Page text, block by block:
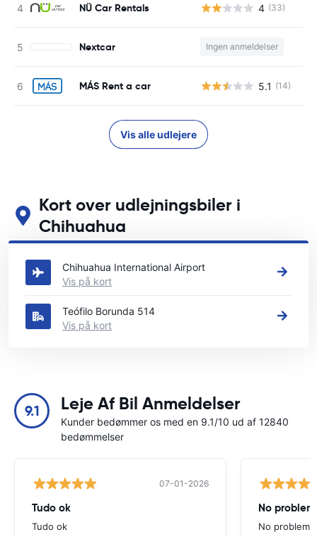
NÜ Car Rentals 4 (33)
Nextcar Ingen anmeldelser
MÁS Rent a car 5.1 (14)
Vis alle udlejere
Kort over udlejningsbiler i
Chihuahua
Se vores vigtigste biludlejningssteder i Chihuahua
Chihuahua International Airport
Vis på kort
Teófilo Borunda 514
Vis på kort
9.1 Leje Af Bil Anmeldelser
Kunder bedømmer os med en 9.1/10 ud af 12840
bedømmelser
07-01-2026
Tudo ok
Tudo ok
No
No